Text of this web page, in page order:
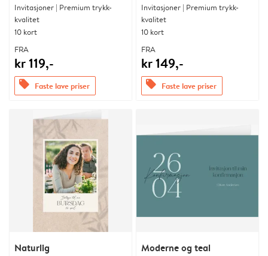
Invitasjoner | Premium trykk-
kvalitet
10 kort
FRA
kr 119,-
offers Faste lave priser
Invitasjoner | Premium trykk-
kvalitet
10 kort
FRA
kr 149,-
offers Faste lave priser
Naturlig Moderne og teal